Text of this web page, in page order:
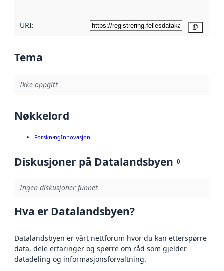
URI:
Tema
Ikke oppgitt
Nøkkelord
ForskningInnovasjon
Diskusjoner på Datalandsbyen 0
Ingen diskusjoner funnet
Hva er Datalandsbyen?
Datalandsbyen er vårt nettforum hvor du kan etterspørre
data, dele erfaringer og spørre om råd som gjelder
datadeling og informasjonsforvaltning.